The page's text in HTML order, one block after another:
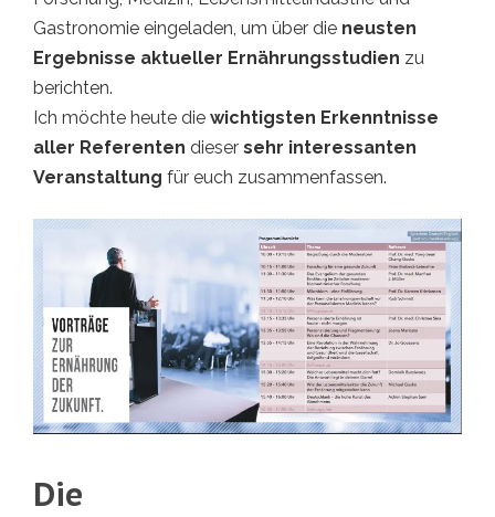
Gastronomie eingeladen, um über die neusten
Ergebnisse aktueller Ernährungsstudien zu
berichten.
Ich möchte heute die wichtigsten Erkenntnisse
aller Referenten dieser sehr interessanten
Veranstaltung für euch zusammenfassen.
Die